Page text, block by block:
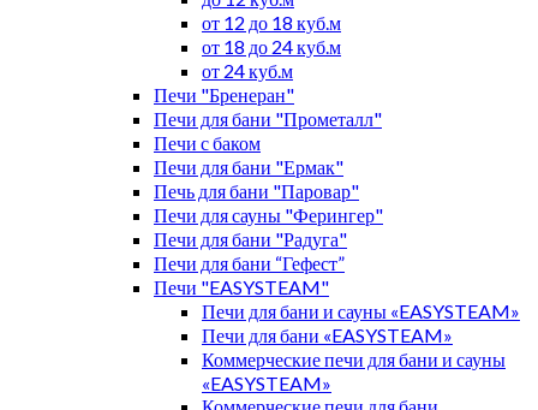
от 12 до 18 куб.м
от 18 до 24 куб.м
от 24 куб.м
Печи "Бренеран"
Печи для бани "Прометалл"
Печи с баком
Печи для бани "Ермак"
Печь для бани "Паровар"
Печи для сауны "Ферингер"
Печи для бани "Радуга"
Печи для бани “Гефест”
Печи "EASYSTEAM"
Печи для бани и сауны «EASYSTEAM»
Печи для бани «EASYSTEAM»
Коммерческие печи для бани и сауны
«EASYSTEAM»